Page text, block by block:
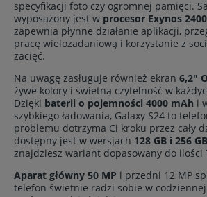
specyfikacji foto czy ogromnej pamięci.
wyposażony jest w procesor Exynos 2400
zapewnia płynne działanie aplikacji,
pracę wielozadaniową i korzystanie z
zacięć.
Na uwagę zasługuje również ekran 6,2"
żywe kolory i świetną czytelność w
Dzięki baterii o pojemności 4000 mAh i
szybkiego ładowania, Galaxy S24 to
problemu dotrzyma Ci kroku przez cały
dostępny jest w wersjach 128 GB i 256 GB
znajdziesz wariant dopasowany do ilości
Aparat główny 50 MP i przedni 12 MP
telefon świetnie radzi sobie w